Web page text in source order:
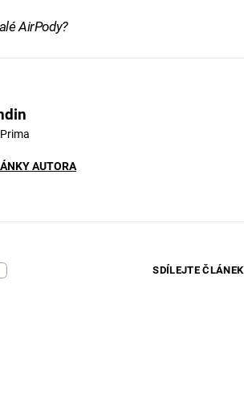
AirPody?
AUTORA
SDÍLEJTE ČLÁNEK